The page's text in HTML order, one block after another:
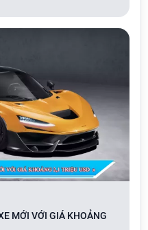
những đặc điểm nổi bật
l
MỚI VỚI GIÁ KHOẢNG